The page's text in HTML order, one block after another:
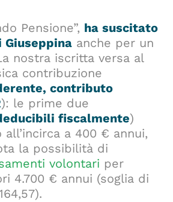
Pensione”, ha suscitato
Giuseppina anche per un
nostra iscritta versa al
contribuzione
contributo
): le prime due
fiscalmente)
a 400 € annui,
la possibilità di
volontari per
4.700 € annui (soglia di